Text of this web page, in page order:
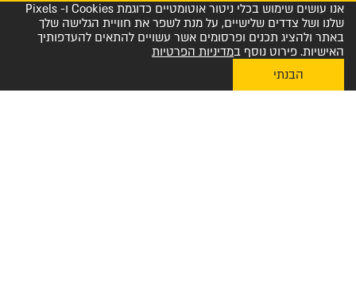
אנו עושים שימוש בכלי ניטור אוטומטיים כדוגמת Cookies ו- Pixels
שלנו ושל צדדים שלישיים, על מנת לשפר את חוויית הגלישה שלך
באתר ולהציג תכנים ופרסומים אשר עשויים להתאים להעדפותיך
האישיות. פירוט נוסף במדיניות הפרטיות
הבנתי